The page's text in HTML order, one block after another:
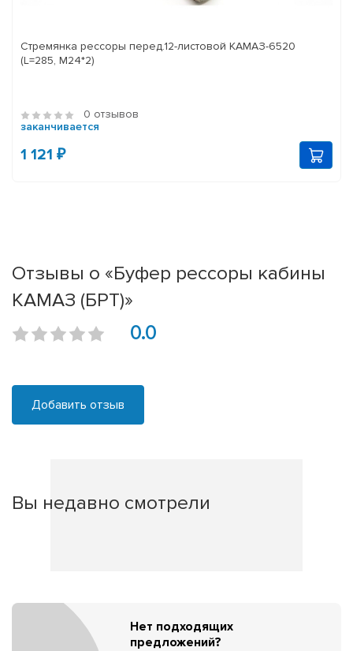
Стремянка рессоры перед.12-листовой КАМАЗ-6520
(L=285, М24*2)
0 отзывов
заканчивается
1 121 ₽
Отзывы о «Буфер рессоры кабины
КАМАЗ (БРТ)»
0.0
Добавить отзыв
Вы недавно смотрели
Нет подходящих
предложений?